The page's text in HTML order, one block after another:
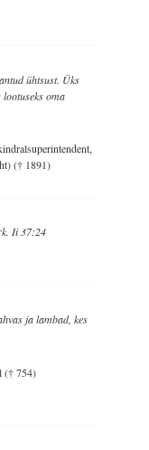
ühtsust. Üks
lootuseks oma
(† 1891)
Ii 37:24
ja lambad, kes
(† 754)